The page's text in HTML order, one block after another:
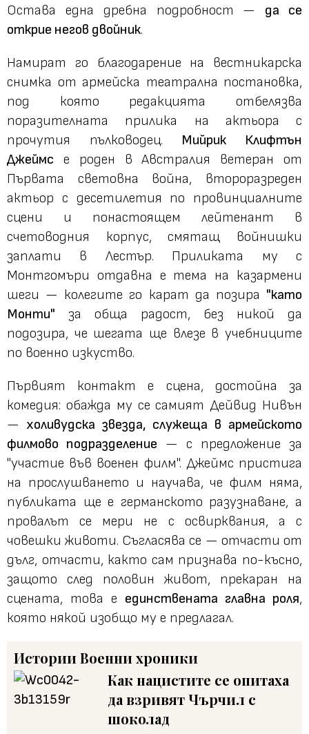
Остава една дребна подробност — да се
открие негов двойник.
Намират го благодарение на вестникарска
снимка от армейска театрална постановка,
под която редакцията отбелязва
поразителната прилика на актьора с
прочутия пълководец. Мийрик Клифтън
Джеймс е роден в Австралия ветеран от
Първата световна война, второразреден
актьор с десетилетия по провинциалните
сцени и понастоящем лейтенант в
счетоводния корпус, смятащ войнишки
заплати в Лестър. Приликата му с
Монтгомъри отдавна е тема на казармени
шеги — колегите го карат да позира "като
Монти" за обща радост, без никой да
подозира, че шегата ще влезе в учебниците
по военно изкуство.
Първият контакт е сцена, достойна за
комедия: обажда му се самият Дейвид Нивън
— холивудска звезда, служеща в армейското
филмово подразделение — с предложение за
"участие във военен филм". Джеймс пристига
на прослушването и научава, че филм няма,
публиката ще е германското разузнаване, а
провалът се мери не с освирквания, а с
човешки животи. Съгласява се — отчасти от
дълг, отчасти, както сам признава по-късно,
защото след половин живот, прекаран на
сцената, това е единствената главна роля,
която някой изобщо му е предлагал.
ИсторииВоенни хроники
Как нацистите се опитаха
да взривят Чърчил с
шоколад